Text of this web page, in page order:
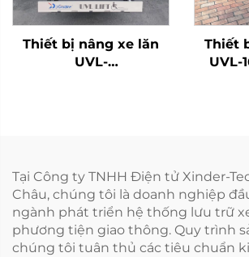
Thiết bị nâng xe lăn
UVL-
Thiết
UVL-
Tại Công ty TNHH Điện tử Xinder-
Châu, chúng tôi là doanh nghiệp
ngành phát triển hệ thống lưu trữ
phương tiện giao thông. Quy trình
chúng tôi tuân thủ các tiêu chuẩn